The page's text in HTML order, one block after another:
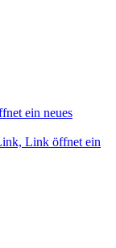
ein neues
Link öffnet ein